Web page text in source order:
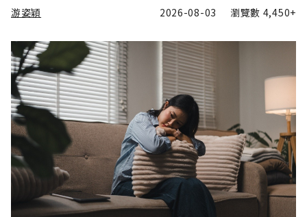
游姿穎 2026-08-03 瀏覽數 4,450+